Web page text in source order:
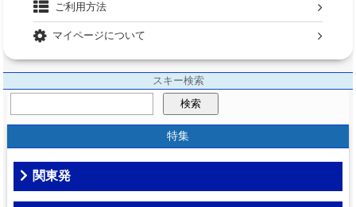
ご利用方法
マイページについて
スキー検索
検索
特集
関東発